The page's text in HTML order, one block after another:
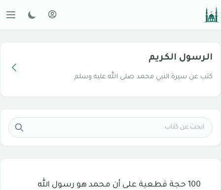
الرسول الكريم
كتب عن سيرة النبي محمد صلى الله عليه وسلم
100 حجة قطعية على أن محمد هو رسول الله